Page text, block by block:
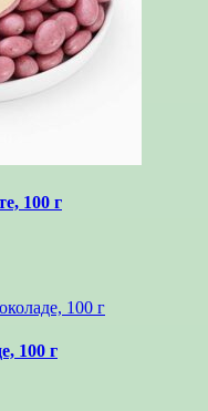
100 г
100 г